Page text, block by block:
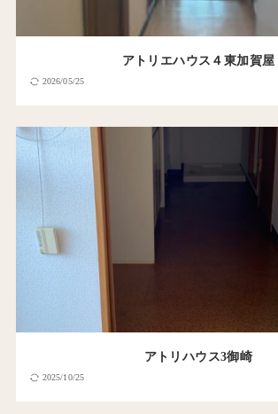
アトリエハウス４東加賀屋
2026/05/25
アトリハウス3御崎
2025/10/25